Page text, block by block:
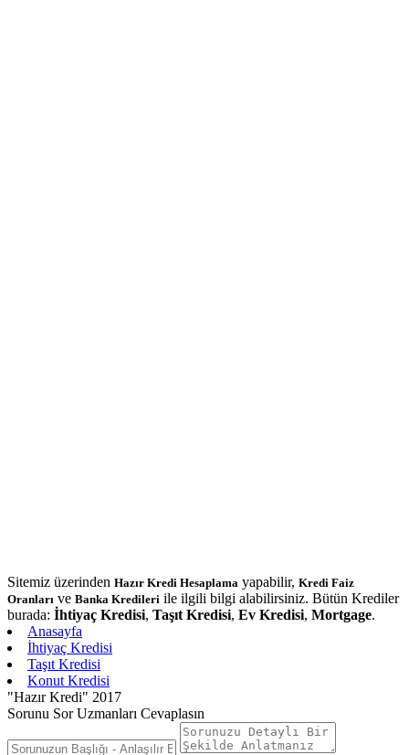
Sitemiz üzerinden Hazır Kredi Hesaplama yapabilir, Kredi Faiz
Oranları ve Banka Kredileri ile ilgili bilgi alabilirsiniz. Bütün Krediler
burada: İhtiyaç Kredisi, Taşıt Kredisi, Ev Kredisi, Mortgage.
Anasayfa
İhtiyaç Kredisi
Taşıt Kredisi
Konut Kredisi
"Hazır Kredi" 2017
Sorunu Sor Uzmanları Cevaplasın